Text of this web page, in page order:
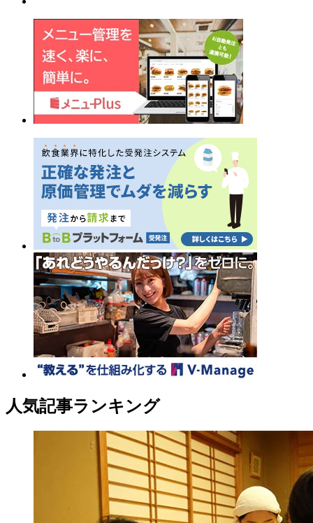
人気記事ランキング